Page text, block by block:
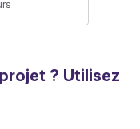
? Utilisez